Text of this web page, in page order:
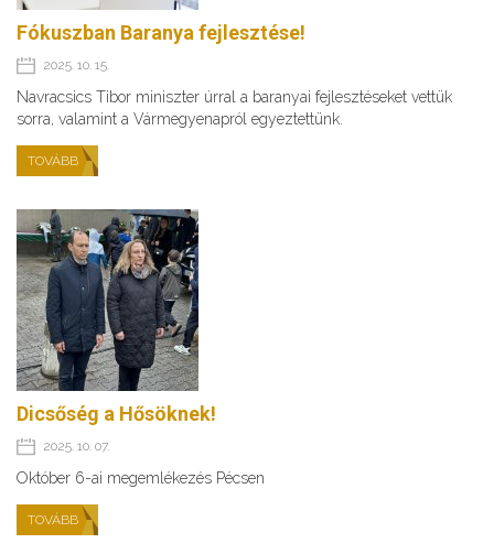
Fókuszban Baranya fejlesztése!
2025. 10. 15.
Navracsics Tibor miniszter úrral a baranyai fejlesztéseket vettük
sorra, valamint a Vármegyenapról egyeztettünk.
TOVÁBB
Dicsőség a Hősöknek!
2025. 10. 07.
Október 6-ai megemlékezés Pécsen
TOVÁBB